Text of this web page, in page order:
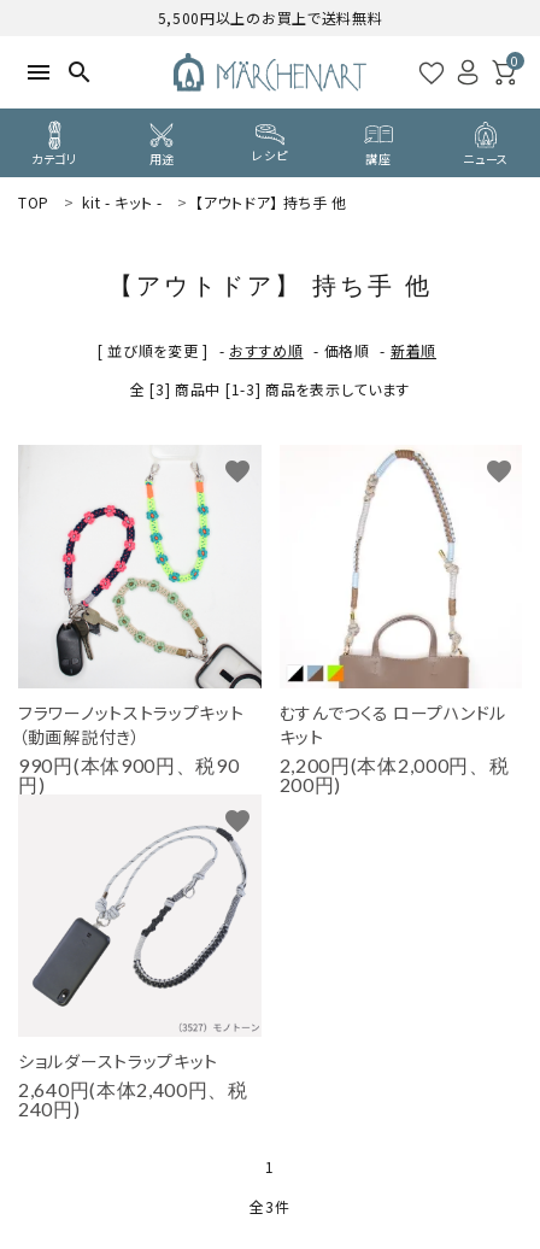
5,500円以上のお買上で送料無料
menu search 0
カテゴリ 用途 レシピ 講座 ニュース
新規会員登録
カテゴリーから探す
PURPOSE
用途から探す
WORKSHOP
講座
お知らせ
SHOP
お問い合わせ
TOP kit - キット - 【アウトドア】 持ち手 他
【アウトドア】 持ち手 他
[ 並び順を変更 ] - おすすめ順 - 価格順 - 新着順
全 [3] 商品中 [1-3] 商品を表示しています
フラワーノットストラップキット
（動画解説付き）
990円(本体900円、税90
円)
favorite
むすんでつくる ロープハンドル
キット
2,200円(本体2,000円、税
200円)
favorite
ショルダーストラップキット
2,640円(本体2,400円、税
240円)
favorite
1
全3件